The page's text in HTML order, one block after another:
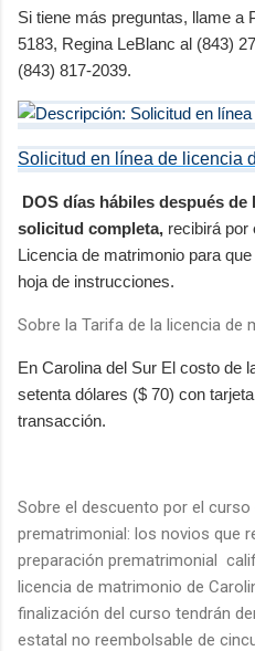
Si tiene más preguntas, llame a
5183, Regina LeBlanc al (843)
(843) 817-2039.
Solicitud en línea de licencia
DOS días hábiles después de
solicitud completa, recibirá por
Licencia de matrimonio para
hoja de instrucciones.
Sobre la Tarifa de la licencia de
En Carolina del Sur El costo de
setenta dólares ($ 70) con
transacción.
Sobre el descuento por el curso
prematrimonial: los novios que
preparación prematrimonial
licencia de matrimonio de
finalización del curso tendrán
estatal no reembolsable de